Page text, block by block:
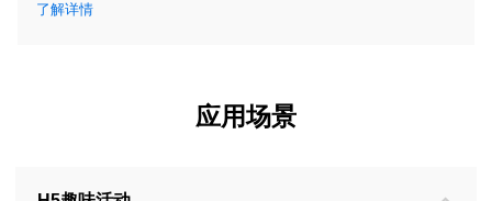
了解详情
应用场景